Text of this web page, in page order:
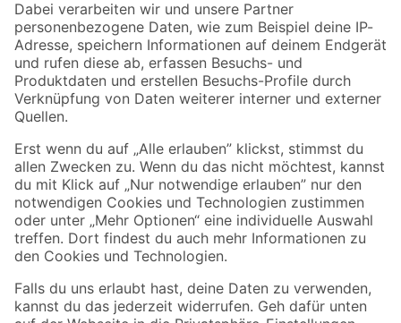
Zahlungsarten Versandarten
Sicher einkaufen
Jetzt die toom-App herunterladen
Alle Preisangaben in EUR inkl. gesetzl. MwSt.. Die dargestellten Angebote sind unter